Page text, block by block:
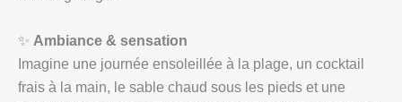
✨ Ambiance & sensation
Imagine une journée ensoleillée à la plage, un cocktail
frais à la main, le sable chaud sous les pieds et une